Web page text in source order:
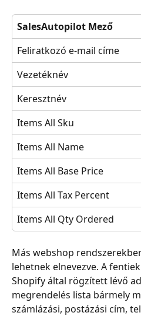
SalesAutopilot Mező
Feliratkozó e-mail címe
Vezetéknév
Keresztnév
Items All Sku
Items All Name
Items All Base Price
Items All Tax Percent
Items All Qty Ordered
Más webshop
lehetnek elnevezve. A
Shopify által rögzített lévő
megrendelés lista bármely
számlázási, postázási cím,